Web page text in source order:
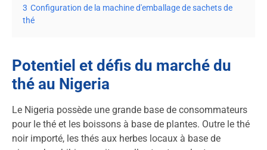
3 Configuration de la machine d'emballage de sachets de
thé
Potentiel et défis du marché du
thé au Nigeria
Le Nigeria possède une grande base de consommateurs
pour le thé et les boissons à base de plantes. Outre le thé
noir importé, les thés aux herbes locaux à base de